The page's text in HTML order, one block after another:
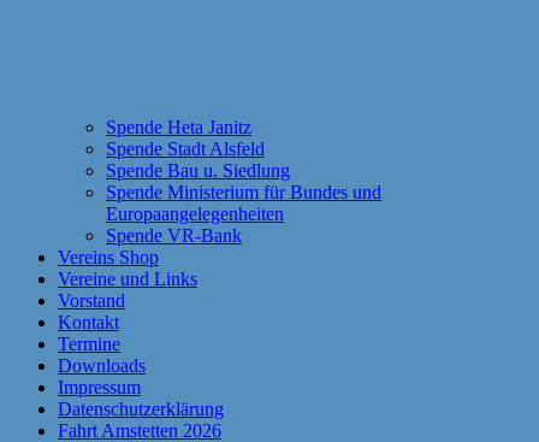
Spende Heta Janitz
Spende Stadt Alsfeld
Spende Bau u. Siedlung
Spende Ministerium für Bundes und
Europaangelegenheiten
Spende VR-Bank
Vereins Shop
Vereine und Links
Vorstand
Kontakt
Termine
Downloads
Impressum
Datenschutzerklärung
Fahrt Amstetten 2026